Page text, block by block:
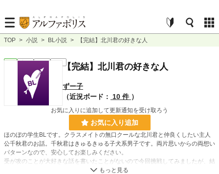
TOP > 小説 > BL小説 > 【完結】北川君の好きな人
完結 短編 【完結】北川君の好きな人
ずー子
（近況ボード：
10 件 ）
お気に入りに追加して更新通知を受け取ろう
お気に入り追加
ほのぼの学生BLです。クラスメイトの無口クールな北川君と仲良くしたい主人
公千秋君のお話。千秋君はきゅるきゅる子犬系男子です。両片思いからの両想い
パターンなので、安心してお楽しみください。
受が攻のことが大好きな話を書いたことがないので今回挑戦してみましたが、結
局いつものような感じになりました。私は執着する攻が好き。